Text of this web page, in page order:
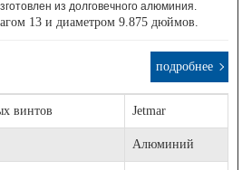
из долговечного алюминия.
13 и диаметром 9.875 дюймов.
подробнее
винтов Jetmar
Алюминий